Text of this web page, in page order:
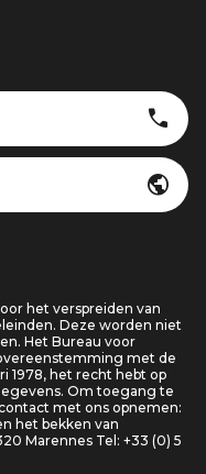
het verspreiden van
Deze worden niet
Het Bureau voor
met de
1978, het recht hebt op
Om toegang te
met ons opnemen:
het bekken van
Marennes Tel: +33 (0) 5